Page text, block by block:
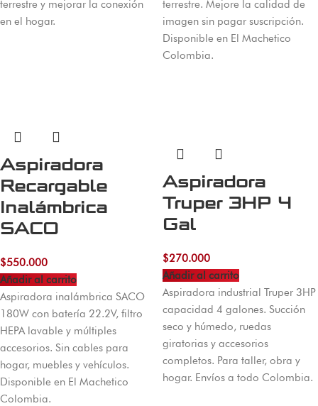
terrestre y mejorar la conexión
en el hogar.
terrestre. Mejore la calidad de
imagen sin pagar suscripción.
Disponible en El Machetico
Colombia.
Aspiradora
Recargable
Inalámbrica
SACO
$550.000
Añadir al carrito
Aspiradora inalámbrica SACO
180W con batería 22.2V, filtro
HEPA lavable y múltiples
accesorios. Sin cables para
hogar, muebles y vehículos.
Disponible en El Machetico
Colombia.
Aspiradora
Truper 3HP 4
Gal
$270.000
Añadir al carrito
Aspiradora industrial Truper 3HP
capacidad 4 galones. Succión
seco y húmedo, ruedas
giratorias y accesorios
completos. Para taller, obra y
hogar. Envíos a todo Colombia.